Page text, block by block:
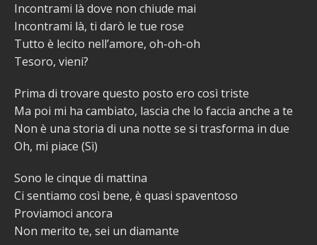
Incontrami là dove non chiude mai
Incontrami là, ti darò le tue rose
Tutto è lecito nell’amore, oh-oh-oh
Tesoro, vieni?
Prima di trovare questo posto ero così triste
Ma poi mi ha cambiato, lascia che lo faccia anche a te
Non è una storia di una notte se si trasforma in due
Oh, mi piace (Sì)
Sono le cinque di mattina
Ci sentiamo così bene, è quasi spaventoso
Proviamoci ancora
Non merito te, sei un diamante